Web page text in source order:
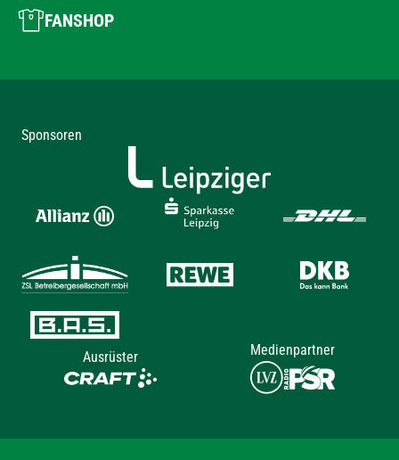
FANSHOP
Sponsoren
Ausrüster Medienpartner